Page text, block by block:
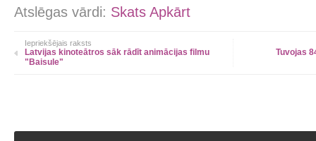
Atslēgas vārdi: Skats Apkārt
Iepriekšējais raksts
Latvijas kinoteātros sāk rādīt animācijas filmu
"Baisule"
Tuvojas